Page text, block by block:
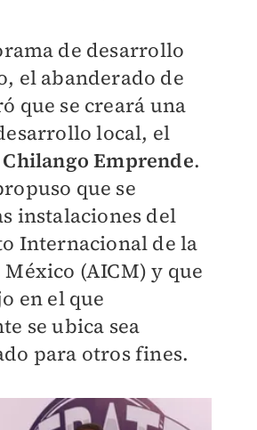
de desarrollo
el abanderado de
que se creará una
local, el
Chilango Emprende.
que se
instalaciones del
Internacional de la
(AICM) y que
en el que
se ubica sea
para otros fines.